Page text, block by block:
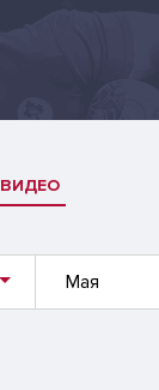
ВИДЕО
Мая